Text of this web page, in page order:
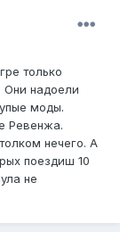
только
Они надоели
моды.
Ревенжа.
нечего. А
поездиш 10
не